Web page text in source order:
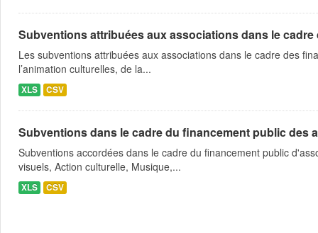
Subventions attribuées aux associations dans le
Les subventions attribuées aux associations dans le cadre des
l’animation culturelles, de la...
XLS CSV
Subventions dans le cadre du financement public des
Subventions accordées dans le cadre du financement public
visuels, Action culturelle, Musique,...
XLS CSV